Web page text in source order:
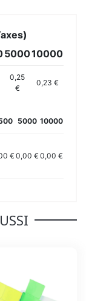
500010000
0,25
€
0,23 €
5000 10000
€0,00 € 0,00 €